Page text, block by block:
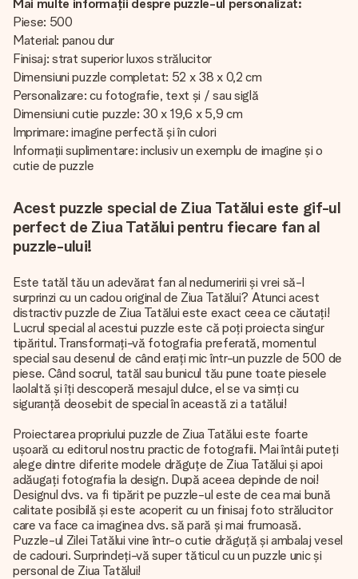
Mai multe informații despre puzzle-ul personalizat:
Piese: 500
Material: panou dur
Finisaj: strat superior luxos strălucitor
Dimensiuni puzzle completat: 52 x 38 x 0,2 cm
Personalizare: cu fotografie, text și / sau siglă
Dimensiuni cutie puzzle: 30 x 19,6 x 5,9 cm
Imprimare: imagine perfectă și în culori
Informații suplimentare: inclusiv un exemplu de imagine și o
cutie de puzzle
Acest puzzle special de Ziua Tatălui este gif-ul
perfect de Ziua Tatălui pentru fiecare fan al
puzzle-ului!
Este tatăl tău un adevărat fan al nedumeririi și vrei să-l
surprinzi cu un cadou original de Ziua Tatălui? Atunci acest
distractiv puzzle de Ziua Tatălui este exact ceea ce căutați!
Lucrul special al acestui puzzle este că poți proiecta singur
tipăritul. Transformați-vă fotografia preferată, momentul
special sau desenul de când erați mic într-un puzzle de 500 de
piese. Când socrul, tatăl sau bunicul tău pune toate piesele
laolaltă și îți descoperă mesajul dulce, el se va simți cu
siguranță deosebit de special în această zi a tatălui!
Proiectarea propriului puzzle de Ziua Tatălui este foarte
ușoară cu editorul nostru practic de fotografii. Mai întâi puteți
alege dintre diferite modele drăguțe de Ziua Tatălui și apoi
adăugați fotografia la design. După aceea depinde de noi!
Designul dvs. va fi tipărit pe puzzle-ul este de cea mai bună
calitate posibilă și este acoperit cu un finisaj foto strălucitor
care va face ca imaginea dvs. să pară și mai frumoasă.
Puzzle-ul Zilei Tatălui vine într-o cutie drăguță și ambalaj vesel
de cadouri. Surprindeți-vă super tăticul cu un puzzle unic și
personal de Ziua Tatălui!